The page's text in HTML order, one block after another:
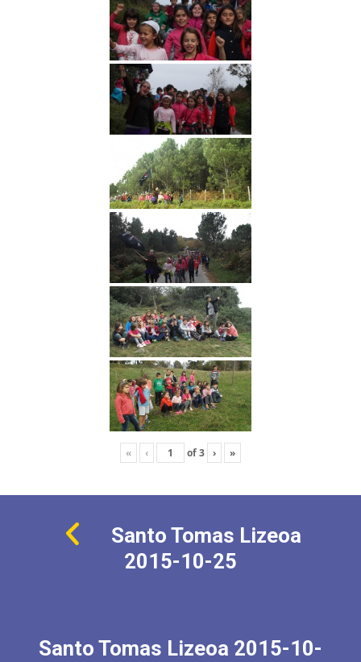
« ‹ of3 › »
Santo Tomas Lizeoa
2015-10-25
Santo Tomas Lizeoa 2015-10-